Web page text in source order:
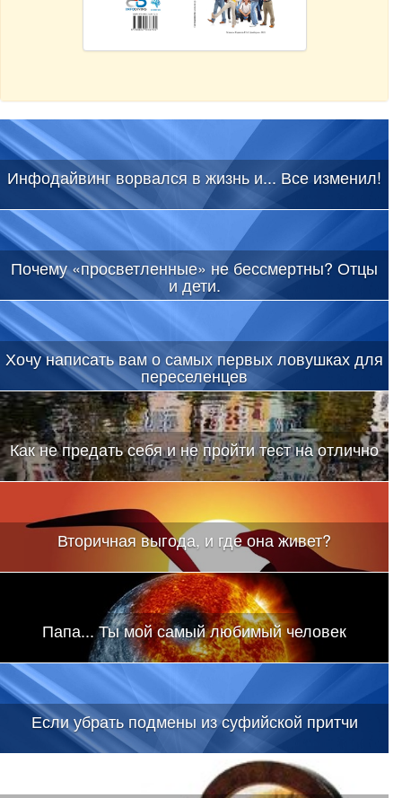
Инфодайвинг ворвался в жизнь и... Все изменил!
Почему «просветленные» не бессмертны? Отцы
и дети.
Хочу написать вам о самых первых ловушках для
переселенцев
Как не предать себя и не пройти тест на отлично
Вторичная выгода, и где она живет?
Папа... Ты мой самый любимый человек
Если убрать подмены из суфийской притчи